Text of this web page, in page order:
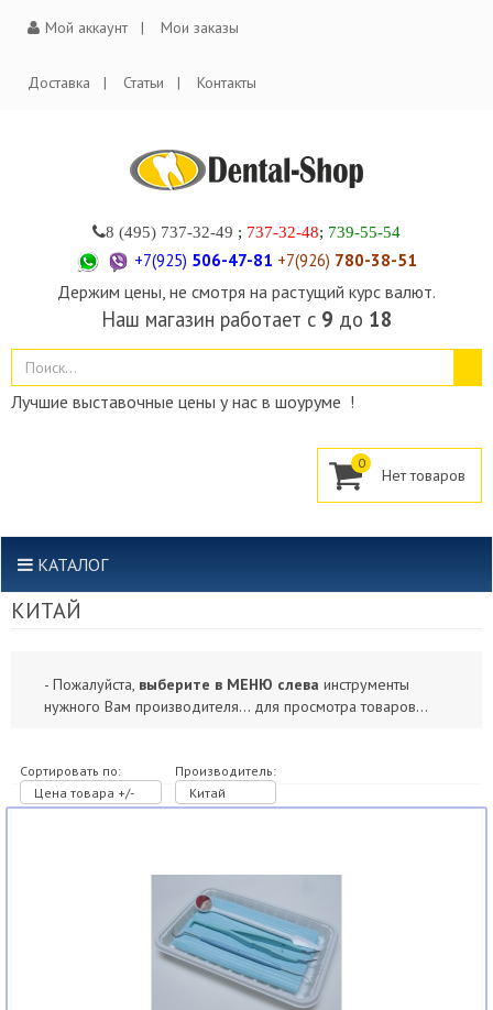
Мой аккаунт Мои заказы
Доставка Статьи Контакты
8 (495) 737-32-49 ; 737-32-48; 739-55-54
+7(925) 506-47-81 +7(926) 780-38-51
Держим цены, не смотря на растущий курс валют.
Наш магазин работает с 9 до 18
Лучшие выставочные цены у нас в шоуруме !
0
КАТАЛОГ
КИТАЙ
- Пожалуйста, выберите в МЕНЮ слева инструменты
нужного Вам производителя... для просмотра товаров...
Сортировать по:
Цена товара +/-
Производитель:
Китай